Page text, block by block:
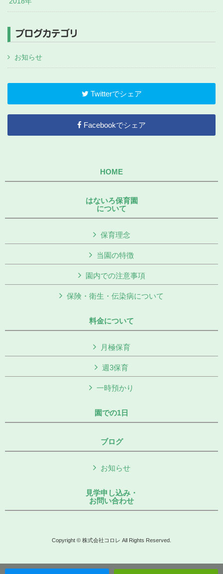
ブログカテゴリ
お知らせ
Twitterでシェア
Facebookでシェア
HOME
はないろ保育園
について
保育理念
当園の特徴
園内での注意事項
保険・衛生・伝染病について
料金について
月極保育
週3保育
一時預かり
園での1日
ブログ
お知らせ
見学申し込み・
お問い合わせ
Copyright © 株式会社コロレ All Rights Reserved.